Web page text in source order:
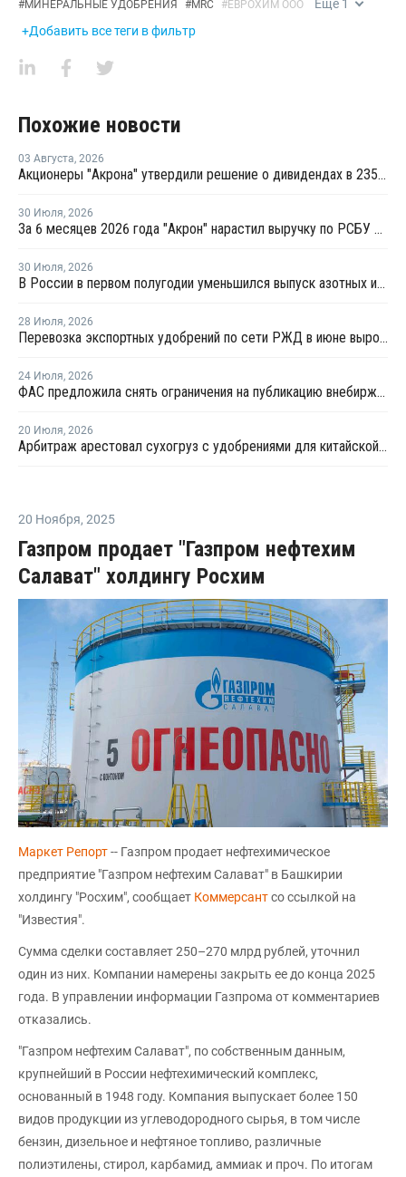
#МИНЕРАЛЬНЫЕ УДОБРЕНИЯ #MRC #ЕВРОХИМ ООО Еще 1
+Добавить все теги в фильтр
Похожие новости
03 Августа, 2026
Акционеры "Акрона" утвердили решение о дивидендах в 235 рублей на акцию
30 Июля, 2026
За 6 месяцев 2026 года "Акрон" нарастил выручку по РСБУ на 1,3%
30 Июля, 2026
В России в первом полугодии уменьшился выпуск азотных и фосфорных удобрений
28 Июля, 2026
Перевозка экспортных удобрений по сети РЖД в июне выросла на 11,2%
24 Июля, 2026
ФАС предложила снять ограничения на публикацию внебиржевых индексов на удобрения
20 Июля, 2026
Арбитраж арестовал сухогруз с удобрениями для китайской компании
20 Ноября, 2025
Газпром продает "Газпром нефтехим
Салават" холдингу Росхим
Маркет Репорт-- Газпром продает нефтехимическое
предприятие "Газпром нефтехим Салават" в Башкирии
холдингу "Росхим", сообщает Коммерсантсо ссылкой на
"Известия".
Сумма сделки составляет 250–270 млрд рублей, уточнил
один из них. Компании намерены закрыть ее до конца 2025
года. В управлении информации Газпрома от комментариев
отказались.
"Газпром нефтехим Салават", по собственным данным,
крупнейший в России нефтехимический комплекс,
основанный в 1948 году. Компания выпускает более 150
видов продукции из углеводородного сырья, в том числе
бензин, дизельное и нефтяное топливо, различные
полиэтилены, стирол, карбамид, аммиак и проч. По итогам